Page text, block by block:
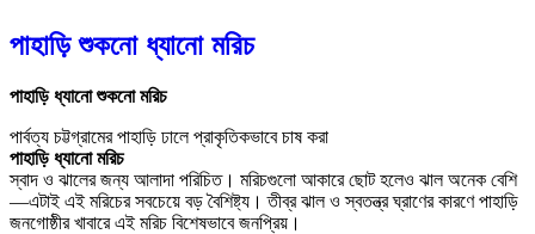
পাহাড়ি শুকনো ধ্যানো মরিচ
পাহাড়ি ধ্যানো শুকনো মরিচ
পার্বত্য চট্টগ্রামের পাহাড়ি ঢালে প্রাকৃতিকভাবে চাষ করা
পাহাড়ি ধ্যানো মরিচ
স্বাদ ও ঝালের জন্য আলাদা পরিচিত। মরিচগুলো আকারে ছোট হলেও ঝাল অনেক বেশি
—এটাই এই মরিচের সবচেয়ে বড় বৈশিষ্ট্য। তীব্র ঝাল ও স্বতন্ত্র ঘ্রাণের কারণে পাহাড়ি
জনগোষ্ঠীর খাবারে এই মরিচ বিশেষভাবে জনপ্রিয়।